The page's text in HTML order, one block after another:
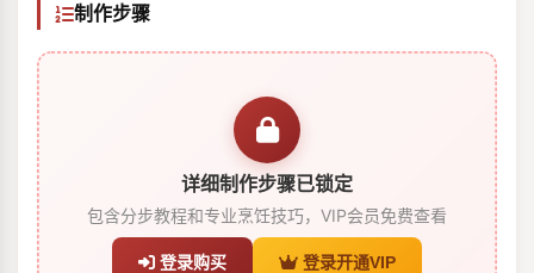
制作步骤
详细制作步骤已锁定
包含分步教程和专业烹饪技巧，VIP会员免费查看
登录购买 登录开通VIP